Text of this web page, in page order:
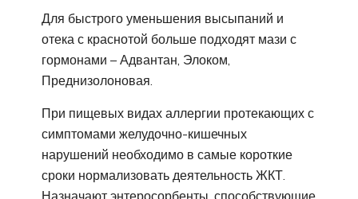
Для быстрого уменьшения высыпаний и
отека с краснотой больше подходят мази с
гормонами – Адвантан, Элоком,
Преднизолоновая.
При пищевых видах аллергии протекающих с
симптомами желудочно-кишечных
нарушений необходимо в самые короткие
сроки нормализовать деятельность ЖКТ.